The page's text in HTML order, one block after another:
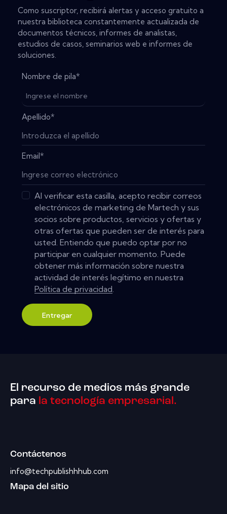
Como suscriptor, recibirá alertas y acceso gratuito a
nuestra biblioteca constantemente actualizada de
documentos técnicos, informes de analistas,
estudios de casos, seminarios web e informes de
soluciones.
Nombre de pila*
Apellido*
Email*
Al verificar esta casilla, acepto recibir correos
electrónicos de marketing de Martech y sus
socios sobre productos, servicios y ofertas y
otras ofertas que pueden ser de interés para
usted. Entiendo que puedo optar por no
participar en cualquier momento. Puede
obtener más información sobre nuestra
actividad de interés legítimo en nuestra
Política de privacidad
Entregar
El recurso de medios más grande
para la tecnología empresarial.
Contáctenos
info@techpublishhhub.com
Mapa del sitio